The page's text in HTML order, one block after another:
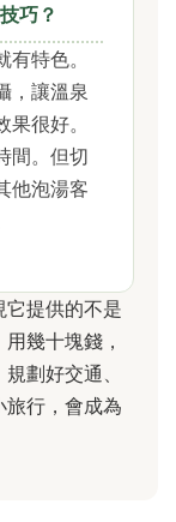
巧？
特色。
，讓溫泉
很好。
間。但切
他泡湯客
它提供的不是
幾十塊錢，
劃好交通、
行，會成為